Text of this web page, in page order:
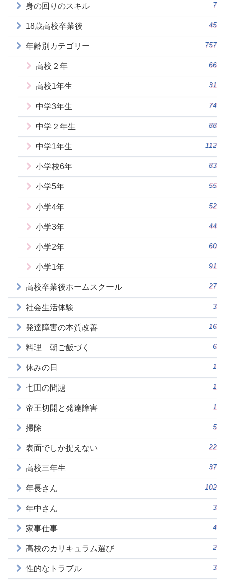
身の回りのスキル 7
18歳高校卒業後 45
年齢別カテゴリー 757
高校２年 66
高校1年生 31
中学3年生 74
中学２年生 88
中学1年生 112
小学校6年 83
小学5年 55
小学4年 52
小学3年 44
小学2年 60
小学1年 91
高校卒業後ホームスクール 27
社会生活体験 3
発達障害の本質改善 16
料理 朝ご飯づく 6
休みの日 1
七田の問題 1
帝王切開と発達障害 1
掃除 5
表面でしか捉えない 22
高校三年生 37
年長さん 102
年中さん 3
家事仕事 4
高校のカリキュラム選び 2
性的なトラブル 3